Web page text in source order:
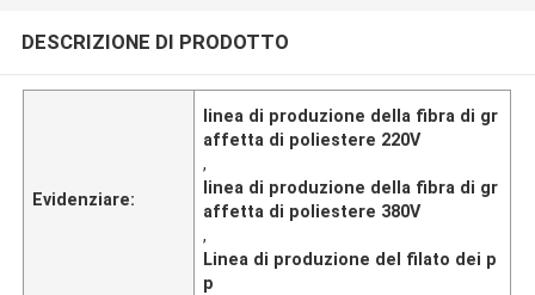
DESCRIZIONE DI PRODOTTO
Evidenziare:
linea di produzione della fibra di gr
affetta di poliestere 220V
,
linea di produzione della fibra di gr
affetta di poliestere 380V
,
Linea di produzione del filato dei p
p